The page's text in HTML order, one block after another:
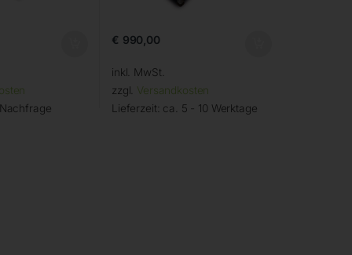
€ 990,00
inkl. MwSt.
zzgl. Versandkosten
Lieferzeit: ca. 5 - 10 Werktage